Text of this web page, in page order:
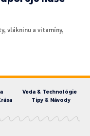
vlákninu a vitamíny,
Veda & Technológie
Tipy & Návody